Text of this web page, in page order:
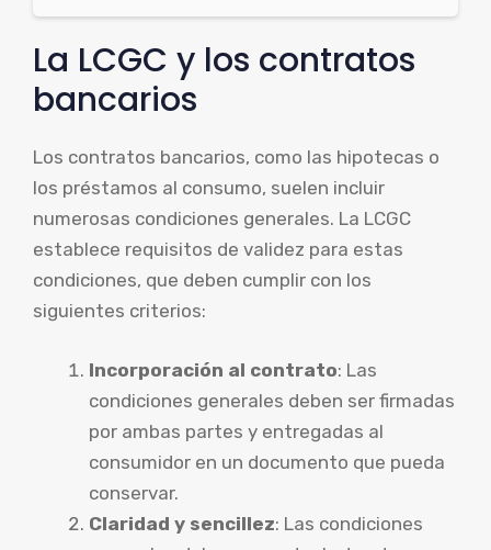
La LCGC y los contratos
bancarios
Los contratos bancarios, como las hipotecas o
los préstamos al consumo, suelen incluir
numerosas condiciones generales. La LCGC
establece requisitos de validez para estas
condiciones, que deben cumplir con los
siguientes criterios:
Incorporación al contrato: Las
condiciones generales deben ser firmadas
por ambas partes y entregadas al
consumidor en un documento que pueda
conservar.
Claridad y sencillez: Las condiciones